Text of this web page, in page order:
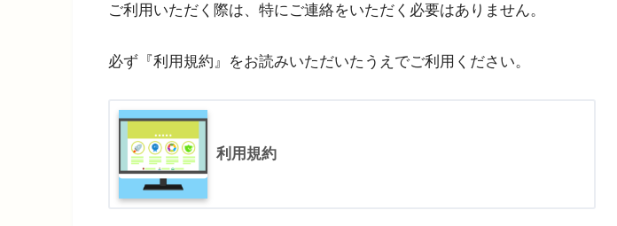
ご利用いただく際は、特にご連絡をいただく必要はありません。
必ず『利用規約』をお読みいただいたうえでご利用ください。
利用規約